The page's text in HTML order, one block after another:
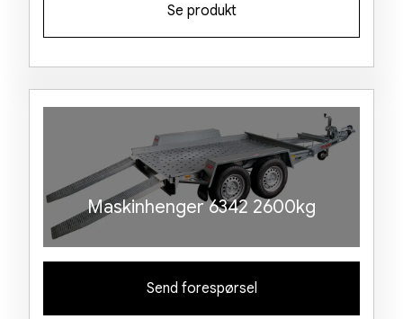
Se produkt
Maskinhenger 6342 2600kg
Send forespørsel